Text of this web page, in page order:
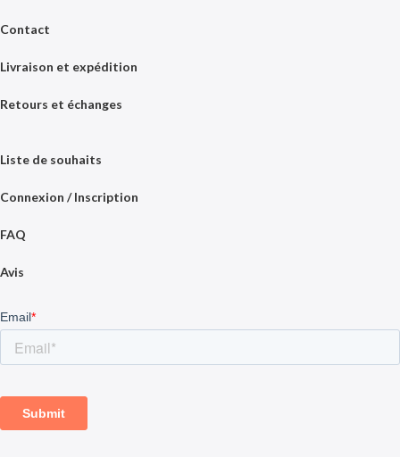
Contact
Livraison et expédition
Retours et échanges
Liste de souhaits
Connexion / Inscription
FAQ
Avis